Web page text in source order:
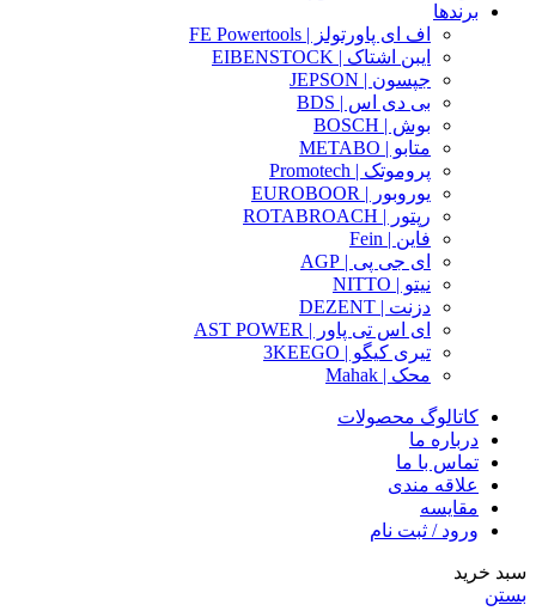
برندها
اف ای پاورتولز | FE Powertools
ایبن اشتاک | EIBENSTOCK
جپسون | JEPSON
بی دی اس | BDS
بوش | BOSCH
متابو | METABO
پروموتک | Promotech
یوروبور | EUROBOOR
رپتور | ROTABROACH
فاین | Fein
ای جی پی | AGP
نیتو | NITTO
دزنت | DEZENT
ای اس تی پاور | AST POWER
تیری کیگو | 3KEEGO
محک | Mahak
کاتالوگ محصولات
درباره ما
تماس با ما
علاقه مندی
مقایسه
ورود / ثبت نام
سبد خرید
بستن